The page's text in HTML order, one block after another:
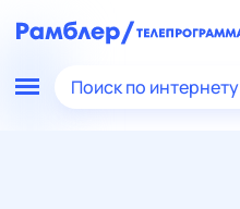
Поиск по интернету